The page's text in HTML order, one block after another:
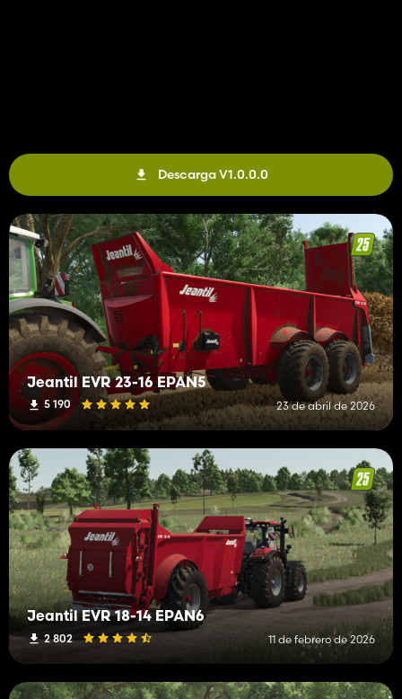
Descarga V1.0.0.0
Jeantil EVR 23-16 EPAN5
5 190 23 de abril de 2026
Jeantil EVR 18-14 EPAN6
2 802 11 de febrero de 2026